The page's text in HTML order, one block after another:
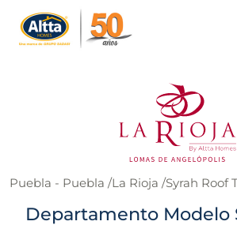
Puebla - Puebla /La Rioja /Syrah Roof
Departamento Modelo